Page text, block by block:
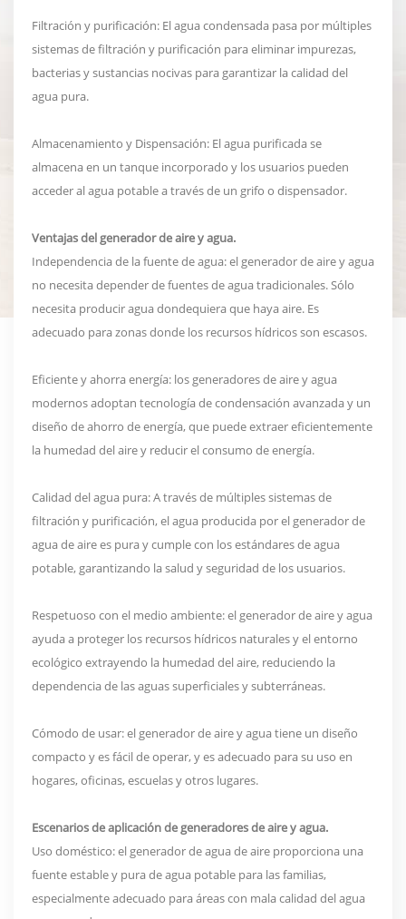
Filtración y purificación: El agua condensada pasa por múltiples
sistemas de filtración y purificación para eliminar impurezas,
bacterias y sustancias nocivas para garantizar la calidad del
agua pura.
Almacenamiento y Dispensación: El agua purificada se
almacena en un tanque incorporado y los usuarios pueden
acceder al agua potable a través de un grifo o dispensador.
Ventajas del generador de aire y agua.
Independencia de la fuente de agua: el generador de aire y agua
no necesita depender de fuentes de agua tradicionales. Sólo
necesita producir agua dondequiera que haya aire. Es
adecuado para zonas donde los recursos hídricos son escasos.
Eficiente y ahorra energía: los generadores de aire y agua
modernos adoptan tecnología de condensación avanzada y un
diseño de ahorro de energía, que puede extraer eficientemente
la humedad del aire y reducir el consumo de energía.
Calidad del agua pura: A través de múltiples sistemas de
filtración y purificación, el agua producida por el generador de
agua de aire es pura y cumple con los estándares de agua
potable, garantizando la salud y seguridad de los usuarios.
Respetuoso con el medio ambiente: el generador de aire y agua
ayuda a proteger los recursos hídricos naturales y el entorno
ecológico extrayendo la humedad del aire, reduciendo la
dependencia de las aguas superficiales y subterráneas.
Cómodo de usar: el generador de aire y agua tiene un diseño
compacto y es fácil de operar, y es adecuado para su uso en
hogares, oficinas, escuelas y otros lugares.
Escenarios de aplicación de generadores de aire y agua.
Uso doméstico: el generador de agua de aire proporciona una
fuente estable y pura de agua potable para las familias,
especialmente adecuado para áreas con mala calidad del agua